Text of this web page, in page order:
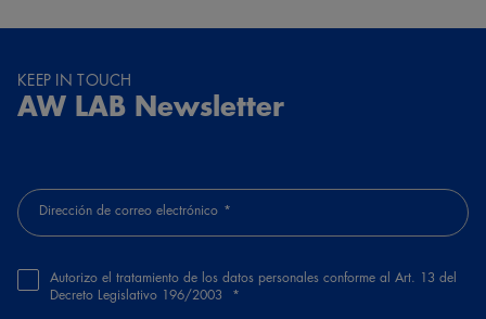
KEEP IN TOUCH
AW LAB Newsletter
Dirección de correo electrónico
Autorizo el tratamiento de los datos personales conforme al Art. 13 del
Decreto Legislativo 196/2003